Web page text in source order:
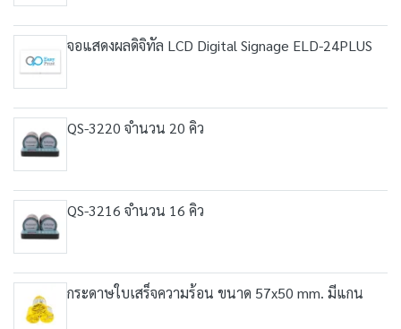
จอแสดงผลดิจิทัล LCD Digital Signage ELD-24PLUS
QS-3220 จำนวน 20 คิว
QS-3216 จำนวน 16 คิว
กระดาษใบเสร็จความร้อน ขนาด 57x50 mm. มีแกน